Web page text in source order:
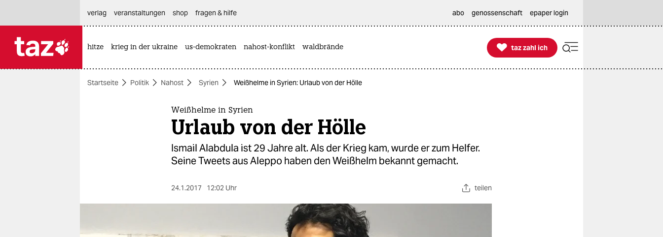
themen
verlag
veranstaltungen shop fragen & hilfe abo genossenschaft epaper login
hitze krieg in der ukraine us-demokraten nahost-konflikt waldbrände 
taz zahl ich
taz zahl ich
Startseite Politik Nahost Syrien Weißhelme in Syrien: Urlaub von der Hölle
Weißhelme in Syrien
Urlaub von der Hölle
Ismail Alabdula ist 29 Jahre alt. Als der Krieg kam, wurde er zum Helfer.
Seine Tweets aus Aleppo haben den Weißhelm bekannt gemacht.
24.1.2017 12:02 Uhr teilen